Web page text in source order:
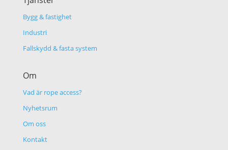
Bygg & fastighet
Industri
Fallskydd & fasta system
Om
Vad är rope access?
Nyhetsrum
Om oss
Kontakt